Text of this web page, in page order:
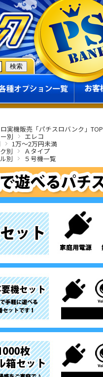
実機販売「パチスロバンク」TOP
別 エレコ
1万～2万円未満
別 Ａタイプ
別 ５号機一覧